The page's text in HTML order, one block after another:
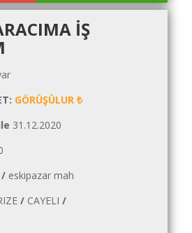
IŞ
GÖRÜŞÜLUR ₺
31.12.2020
/ eskipazar mah
/ CAYELI /